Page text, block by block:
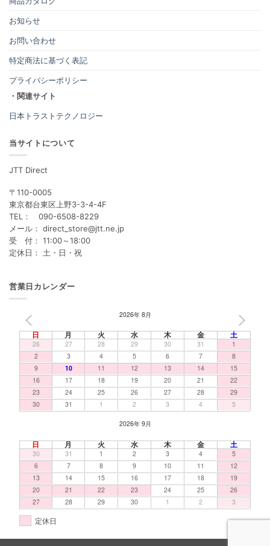
お知らせ
お問い合わせ
特定商法に基づく表記
プライバシーポリシー
・関連サイト
日本トラストテクノロジー
当サイトについて
JTT Direct
〒110-0005
東京都台東区上野3-3-4-4F
TEL： 090-6508-8229
メール： direct_store@jtt.ne.jp
受 付： 11:00～18:00
定休日： 土・日・祝
営業日カレンダー
2026年 8月
日 月 火 水 木 金 土
26 27 28 29 30 31
1
2
3 4 5 6 7
8
9
10 11 12 13 14
15
16
17 18 19 20 21
22
23
24 25 26 27 28
29
30
31 1 2 3 4 5
2026年 9月
日 月 火 水 木 金 土
30 31 1 2 3 4
5
6
7 8 9 10 11
12
13
14 15 16 17 18
19
20
21 22 23 24 25
26
27
28 29 30 1 2 3
定休日